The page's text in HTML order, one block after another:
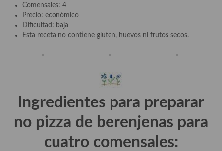
Especias, mezclas de especias
Hierbas aromáticas
Salsas y mojos
Adobos
Comensales: 4
Precio: económico
Dificultad: baja
Esta receta no contiene gluten, huevos ni frutos secos.
Ingredientes para preparar
no pizza de berenjenas para
cuatro comensales: